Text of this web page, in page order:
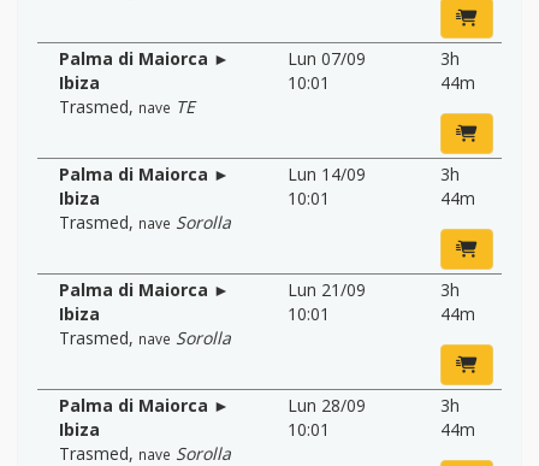
Palma di Maiorca ►
Ibiza
Trasmed, nave TE
Lun 07/09
10:01
3h
44m
Palma di Maiorca ►
Ibiza
Trasmed, nave Sorolla
Lun 14/09
10:01
3h
44m
Palma di Maiorca ►
Ibiza
Trasmed, nave Sorolla
Lun 21/09
10:01
3h
44m
Palma di Maiorca ►
Ibiza
Trasmed, nave Sorolla
Lun 28/09
10:01
3h
44m